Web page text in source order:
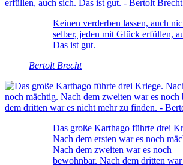
Keinen verderben lassen, auch
selber, jeden mit Glück erfüllen,
Das ist gut.
Bertolt Brecht
Das große Karthago führte drei
Nach dem ersten war es noch
Nach dem zweiten war es noch
bewohnbar. Nach dem dritten